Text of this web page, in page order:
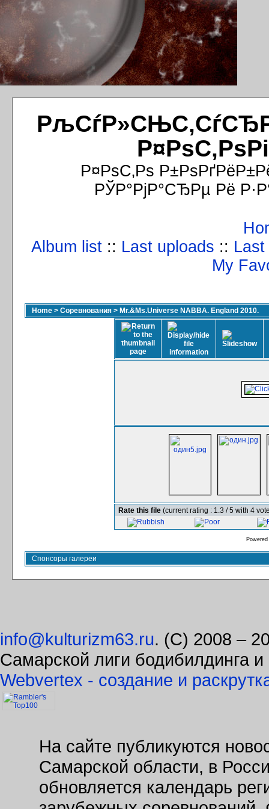
Р¤РѕС‚Рѕ
РЎР°РјР°СЂРµ Рё
Album list :: Last uploads ::
My
Home > Соревнования > Mr.&Ms.Universe NABBA. England 2010.
Rate this file (current rating : 1.3 / 5 with 4
Спонсоры галереи
info@kulturizm63.ru. (C) 2008 –
Самарской лиги бодибилдинга
Webvertex - создание и
На сайте публикуются
Самарской области, в
обновляется календарь